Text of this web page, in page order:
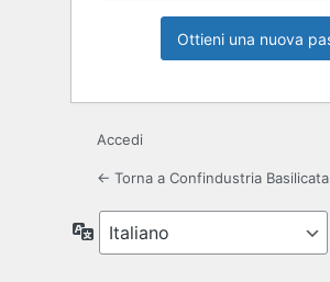
Accedi
← Torna a Confindustria Basilicata
Lingua